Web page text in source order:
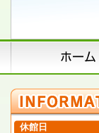
休館日